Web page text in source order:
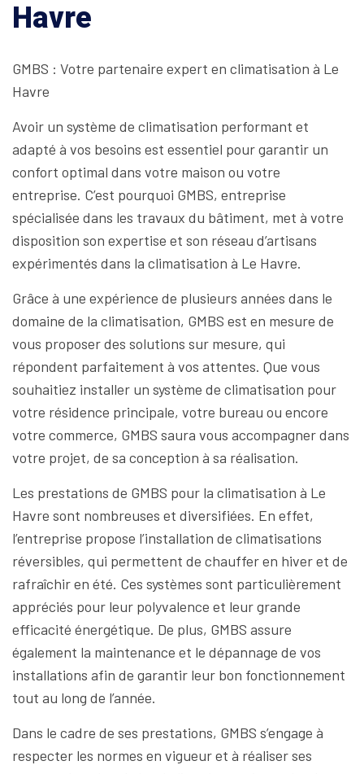
Havre
GMBS : Votre partenaire expert en climatisation à Le
Havre
Avoir un système de climatisation performant et
adapté à vos besoins est essentiel pour garantir un
confort optimal dans votre maison ou votre
entreprise. C’est pourquoi GMBS, entreprise
spécialisée dans les travaux du bâtiment, met à votre
disposition son expertise et son réseau d’artisans
expérimentés dans la climatisation à Le Havre.
Grâce à une expérience de plusieurs années dans le
domaine de la climatisation, GMBS est en mesure de
vous proposer des solutions sur mesure, qui
répondent parfaitement à vos attentes. Que vous
souhaitiez installer un système de climatisation pour
votre résidence principale, votre bureau ou encore
votre commerce, GMBS saura vous accompagner dans
votre projet, de sa conception à sa réalisation.
Les prestations de GMBS pour la climatisation à Le
Havre sont nombreuses et diversifiées. En effet,
l’entreprise propose l’installation de climatisations
réversibles, qui permettent de chauffer en hiver et de
rafraîchir en été. Ces systèmes sont particulièrement
appréciés pour leur polyvalence et leur grande
efficacité énergétique. De plus, GMBS assure
également la maintenance et le dépannage de vos
installations afin de garantir leur bon fonctionnement
tout au long de l’année.
Dans le cadre de ses prestations, GMBS s’engage à
respecter les normes en vigueur et à réaliser ses